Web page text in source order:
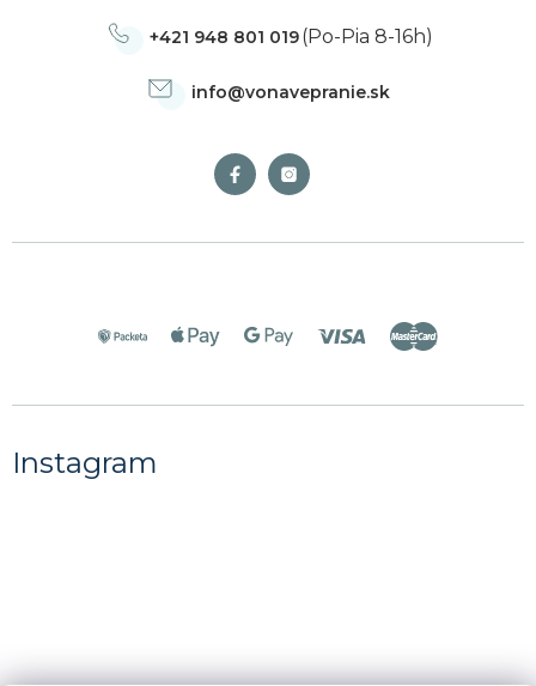
info@vonavepranie.sk
+421 948 801 019(Po-Pia 8-16h)
Instagram